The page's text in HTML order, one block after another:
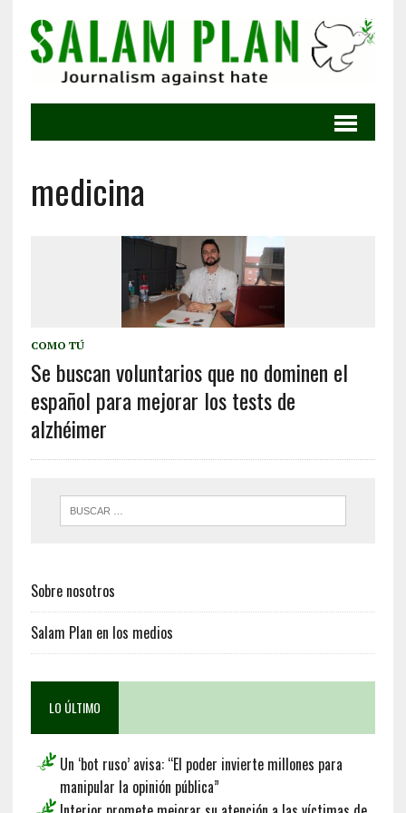
medicina
COMO TÚ
Se buscan voluntarios que no dominen el
español para mejorar los tests de
alzhéimer
Sobre nosotros
Salam Plan en los medios
LO ÚLTIMO
Un ‘bot ruso’ avisa: “El poder invierte millones para
manipular la opinión pública”